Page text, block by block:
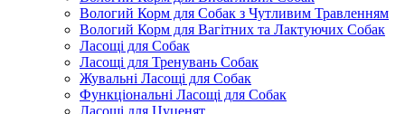
Вологий Корм для Собак з Чутливим Травленням
Вологий Корм для Вагітних та Лактуючих Собак
Ласощі для Собак
Ласощі для Тренувань Собак
Жувальні Ласощі для Собак
Функціональні Ласощі для Собак
Ласощі для Цуценят